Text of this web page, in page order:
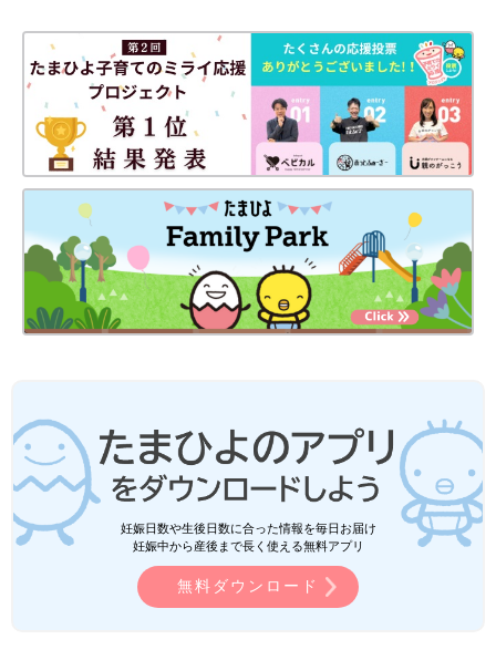
妊娠日数や生後日数に合った情報を毎日お届け
妊娠中から産後まで長く使える無料アプリ
無料ダウンロード